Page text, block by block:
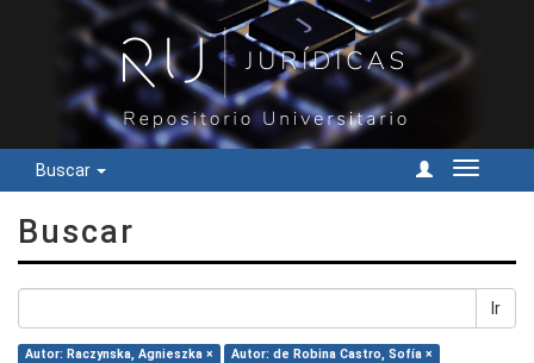
Buscar
Cambiar
Buscar
Ir
Autor: Raczynska, Agnieszka ×
Autor: de Robina Castro, Sofía ×